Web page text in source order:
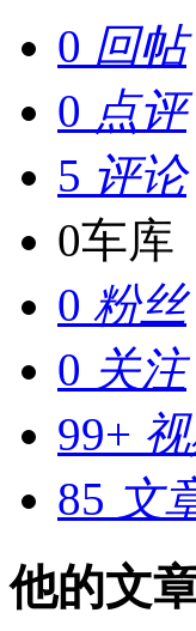
0 回帖
0 点评
5 评论
0车库
0 粉丝
0 关注
99+
85 文
他的文